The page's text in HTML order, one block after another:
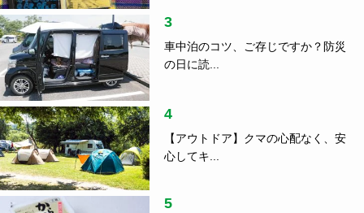
3
車中泊のコツ、ご存じですか？防災
の日に読...
4
【アウトドア】クマの心配なく、安
心してキ...
5